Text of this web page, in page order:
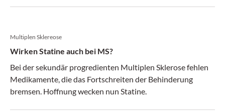
Multiplen Sklereose
Wirken Statine auch bei MS?
Bei der sekundär progredienten Multiplen Sklerose fehlen
Medikamente, die das Fortschreiten der Behinderung
bremsen. Hoffnung wecken nun Statine.